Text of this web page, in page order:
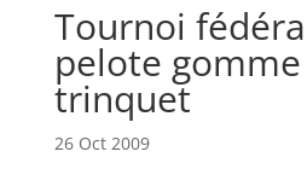
Tournoi
pelote
trinquet
26 Oct 2009